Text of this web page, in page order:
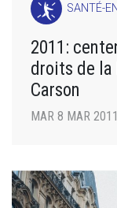
SANTÉ-
2011:
droits de la
Carson
MAR 8 MAR 2011